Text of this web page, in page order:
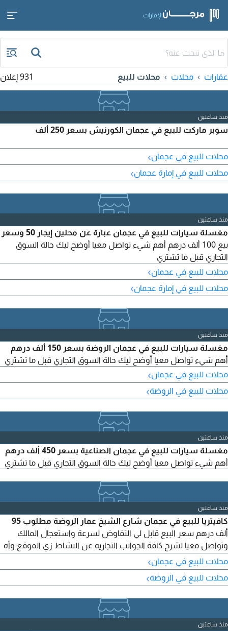
الإمارات
عقارات محلات محلات للبيع 931 إعلان
منذ ساعتين
سوبر ماركت للبيع في عجمان الكورنيش بسعر 250 ألف
محلات للبيع في عجمان›
محلات للبيع في إمارة عجمان›
منذ ساعتين
مغسلة سيارات للبيع في عجمان عبارة عن محلين إيجار 50 وسعر
بيع 100 ألف درهم أهم شيء تواصل معيا أوضح ليك حالة السوق
التجاري قبل ما تشتري
محلات للبيع في عجمان›
محلات للبيع في إمارة عجمان›
منذ ساعتين
مغسلة سيارات للبيع في عجمان الروضة بسعر 150 ألف درهم
أهم شيء تواصل معيا أوضح ليك حالة السوق التجاري قبل ما تشتري
محلات للبيع في عجمان›
محلات للبيع في الروضة›
منذ ساعتين
مغسلة سيارات للبيع في عجمان الصناعية بسعر 450 ألف درهم
أهم شيء تواصل معيا أوضح ليك حالة السوق التجاري قبل ما تشتري
منذ ساعتين
كافيتريا للبيع في عجمان شارع الشيخ عمار الروضة مطلوب 95
ألف درهم سعر البيع قابل لي التفاوض لسرعة واستعجال المالك
وتواصل معيا لشرح كافة الجوانب التجاريه عن النشاط زي الموقع وأه
ميته ونوعيه العملاء والدخل اليومي والأرباح ووالمعدات والتجهيزات
وحالة الرخصة والموظفين والموردين
محلات للبيع في عجمان›
محلات للبيع في الروضة›
منذ ساعتين